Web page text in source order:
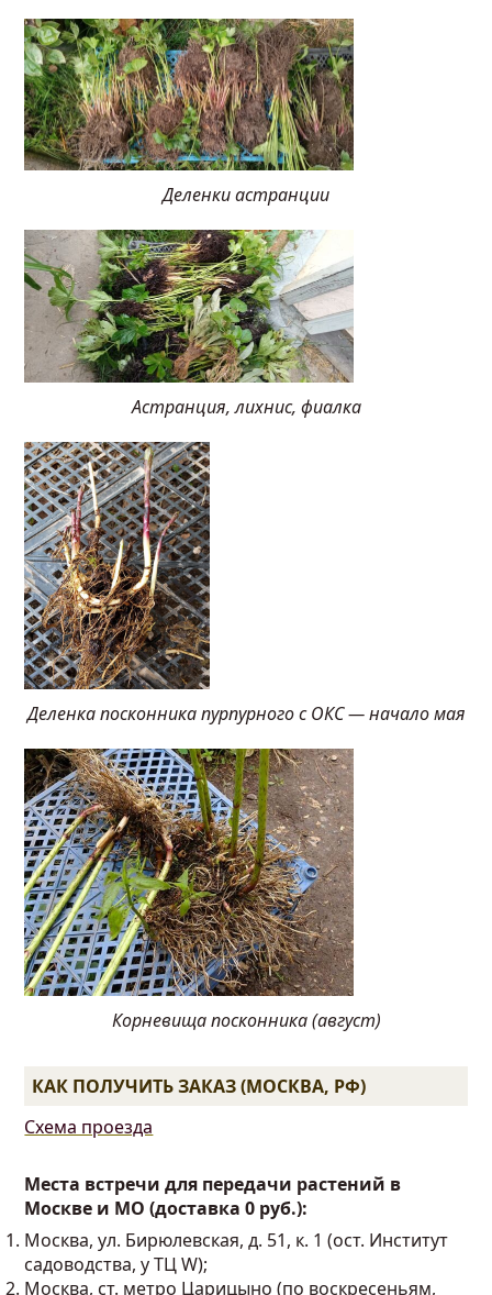
Деленки астранции
Астранция, лихнис, фиалка
Деленка посконника пурпурного с ОКС — начало мая
Корневища посконника (август)
КАК ПОЛУЧИТЬ ЗАКАЗ (МОСКВА, РФ)
Схема проезда
Места встречи для передачи растений в
Москве и МО (доставка 0 руб.):
Москва, ул. Бирюлевская, д. 51, к. 1 (ост. Институт
садоводства, у ТЦ W);
Москва, ст. метро Царицыно (по воскресеньям,